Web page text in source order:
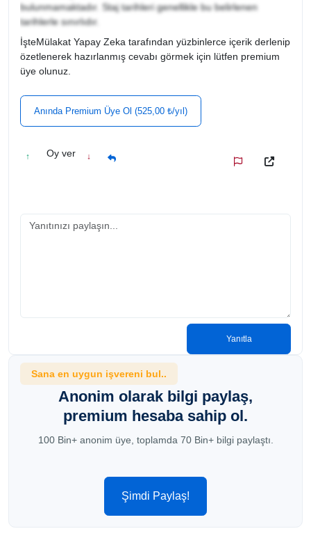
bulunmamaktadır. Staj tarihleri genellikle bu belirlenen
tarihlerle sınırlıdır.
İşteMülakat Yapay Zeka tarafından yüzbinlerce içerik derlenip
özetlenerek hazırlanmış cevabı görmek için lütfen premium
üye olunuz.
Anında Premium Üye Ol (525,00 ₺/yıl)
↑ Oy ver ↓
Yanıtla
Sana en uygun işvereni bul..
Anonim olarak bilgi paylaş,
premium hesaba sahip ol.
100 Bin+ anonim üye, toplamda 70 Bin+ bilgi paylaştı.
Şimdi Paylaş!